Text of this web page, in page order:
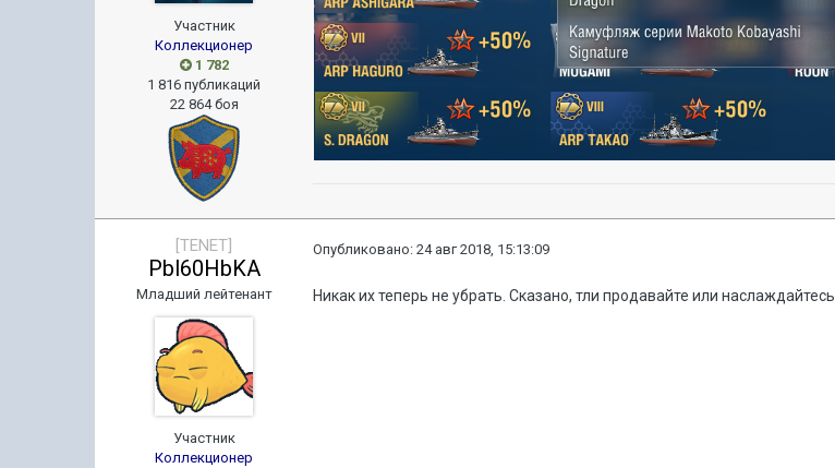
Участник
Коллекционер
1 782
1 816 публикаций
22 864 боя
[TENET]
Pbl60HbKA
Младший лейтенант
Участник
Коллекционер
Опубликовано:24 авг 2018, 15:13:09
Никак их теперь не убрать. Сказано, тли продавайте или наслаждайтесь